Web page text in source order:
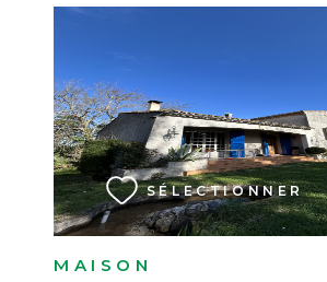
MAISON
SÉLECTIONNER
VOIR LE BIEN